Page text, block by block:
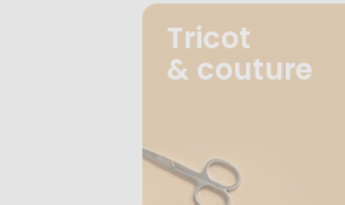
Tricot
& couture